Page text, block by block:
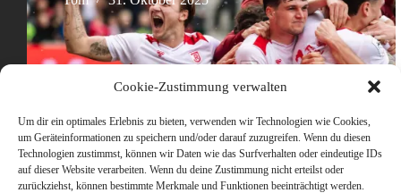
Cookie-Zustimmung verwalten
Um dir ein optimales Erlebnis zu bieten, verwenden wir Technologien wie Cookies,
um Geräteinformationen zu speichern und/oder darauf zuzugreifen. Wenn du diesen
Technologien zustimmst, können wir Daten wie das Surfverhalten oder eindeutige IDs
auf dieser Website verarbeiten. Wenn du deine Zustimmung nicht erteilst oder
zurückziehst, können bestimmte Merkmale und Funktionen beeinträchtigt werden.